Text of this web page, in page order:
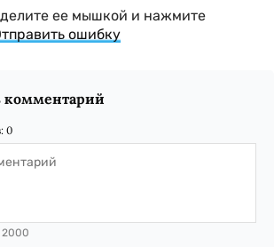
ее мышкой и нажмите
ошибку
комментарий
0
2000